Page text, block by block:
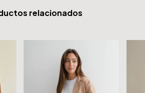
relacionados